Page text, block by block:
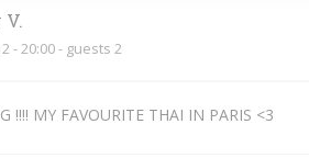
V
- 20:00 - guests 2
!!!! MY FAVOURITE THAI IN PARIS <3